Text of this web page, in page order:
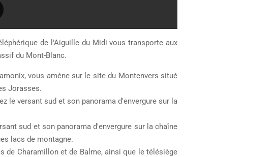
de l'Aiguille du Midi vous transporte aux
du Mont-Blanc.
vous amène sur le site du Montenvers situé
Jorasses.
le versant sud et son panorama d'envergure sur la
sud et son panorama d'envergure sur la chaîne
lacs de montagne.
de Charamillon et de Balme, ainsi que le télésiège